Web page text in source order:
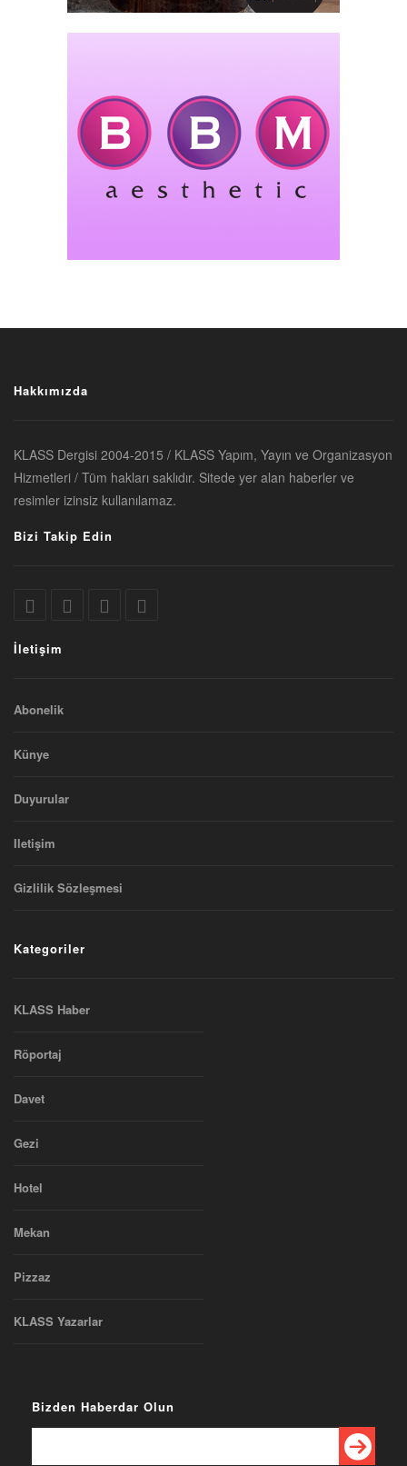
Hakkımızda
KLASS Dergisi 2004-2015 / KLASS Yapım, Yayın ve Organizasyon
Hizmetleri / Tüm hakları saklıdır. Sitede yer alan haberler ve
resimler izinsiz kullanılamaz.
Bizi Takip Edin
İletişim
Abonelik
Künye
Duyurular
Iletişim
Gizlilik Sözleşmesi
Kategoriler
KLASS Haber
Röportaj
Davet
Gezi
Hotel
Mekan
Pizzaz
KLASS Yazarlar
Bizden Haberdar Olun